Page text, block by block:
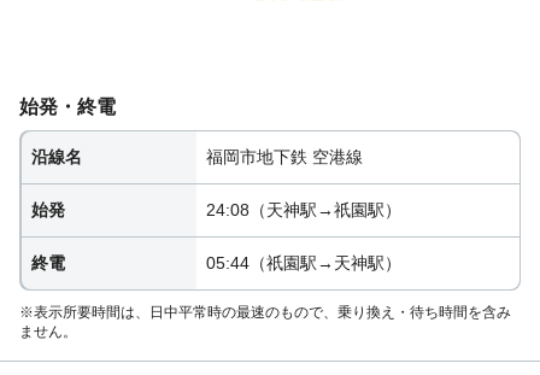
始発・終電
沿線名 福岡市地下鉄 空港線
始発 24:08（天神駅→祇園駅）
終電 05:44（祇園駅→天神駅）
※表示所要時間は、日中平常時の最速のもので、乗り換え・待ち時間を含み
ません。